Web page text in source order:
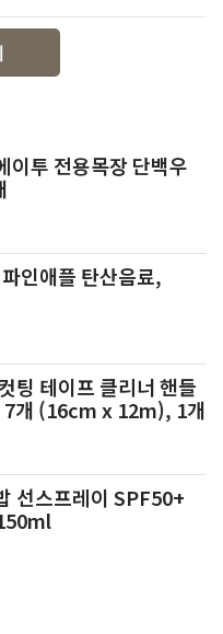
이투 전용목장 단백우
인애플 탄산음료,
팅 테이프 클리너 핸들
7개 (16cm x 12m), 1개
선스프레이 SPF50+